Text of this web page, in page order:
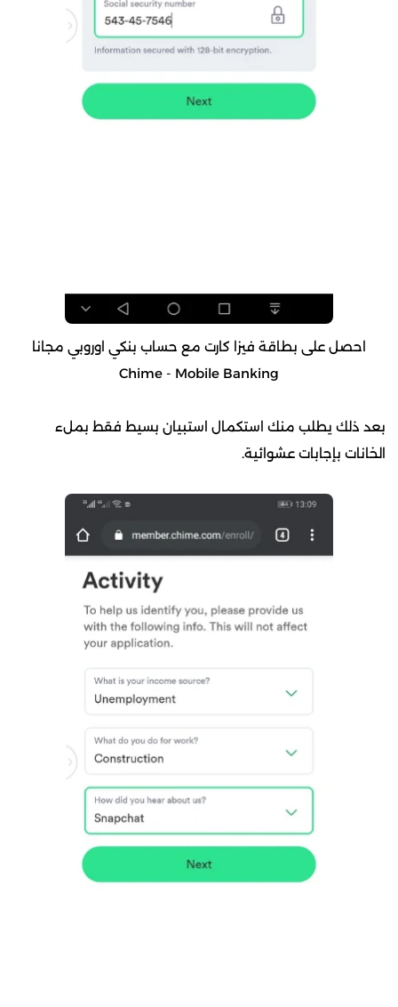
احصل على بطاقة فيزا كارت مع حساب بنكي اوروبي مجانا
Chime - Mobile Banking
بعد ذلك يطلب منك استكمال استبيان بسيط فقط بملء
الخانات بإجابات عشوائية.